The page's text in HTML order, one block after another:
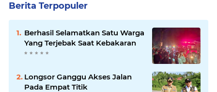
Berita Terpopuler
Berhasil Selamatkan Satu Warga
Yang Terjebak Saat Kebakaran
Longsor Ganggu Akses Jalan
Pada Empat Titik